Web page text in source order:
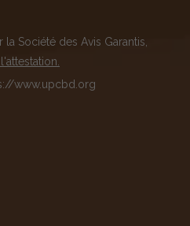
Société des Avis Garantis,
www.upcbd.org